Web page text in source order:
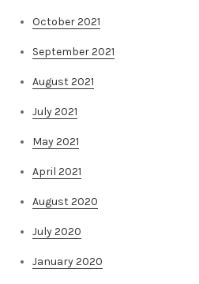
October 2021
September 2021
August 2021
July 2021
May 2021
April 2021
August 2020
July 2020
January 2020